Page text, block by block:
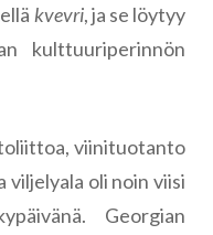
kvevri, ja se löytyy
kulttuuriperinnön
viinituotanto
viljelyala oli noin viisi
Georgian